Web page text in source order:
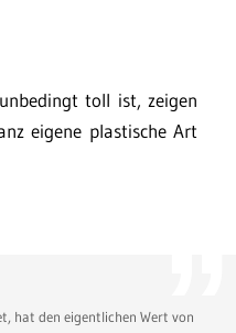
toll ist, zeigen
eigene plastische Art
hat den eigentlichen Wert von